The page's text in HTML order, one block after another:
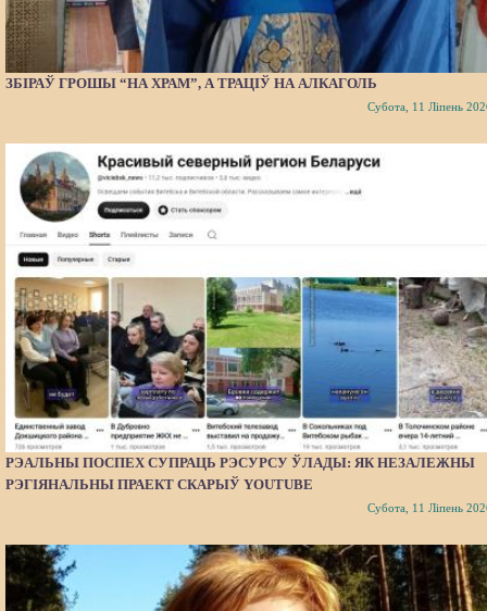
ЗБІРАЎ ГРОШЫ “НА ХРАМ”, А ТРАЦІЎ НА АЛКАГОЛЬ
Субота, 11 Ліпень
РЭАЛЬНЫ ПОСПЕХ СУПРАЦЬ РЭСУРСУ ЎЛАДЫ: ЯК НЕЗАЛЕЖНЫ
РЭГІЯНАЛЬНЫ ПРАЕКТ СКАРЫЎ YOUTUBE
Субота, 11 Ліпень